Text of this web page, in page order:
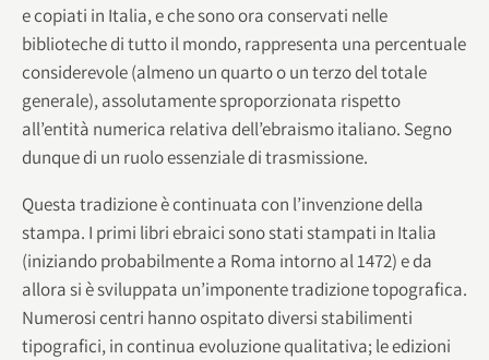
e copiati in Italia, e che sono ora conservati nelle
biblioteche di tutto il mondo, rappresenta una percentuale
considerevole (almeno un quarto o un terzo del totale
generale), assolutamente sproporzionata rispetto
all’entità numerica relativa dell’ebraismo italiano. Segno
dunque di un ruolo essenziale di trasmissione.
Questa tradizione è continuata con l’invenzione della
stampa. I primi libri ebraici sono stati stampati in Italia
(iniziando probabilmente a Roma intorno al 1472) e da
allora si è sviluppata un’imponente tradizione topografica.
Numerosi centri hanno ospitato diversi stabilimenti
tipografici, in continua evoluzione qualitativa; le edizioni